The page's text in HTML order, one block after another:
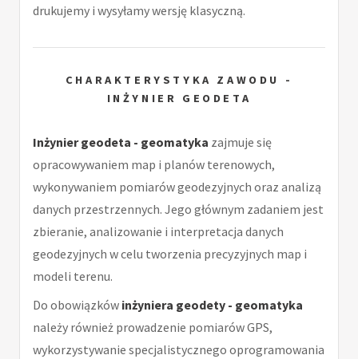
drukujemy i wysyłamy wersję klasyczną.
CHARAKTERYSTYKA ZAWODU -
INŻYNIER GEODETA
Inżynier geodeta - geomatyka zajmuje się
opracowywaniem map i planów terenowych,
wykonywaniem pomiarów geodezyjnych oraz analizą
danych przestrzennych. Jego głównym zadaniem jest
zbieranie, analizowanie i interpretacja danych
geodezyjnych w celu tworzenia precyzyjnych map i
modeli terenu.
Do obowiązków inżyniera geodety - geomatyka
należy również prowadzenie pomiarów GPS,
wykorzystywanie specjalistycznego oprogramowania